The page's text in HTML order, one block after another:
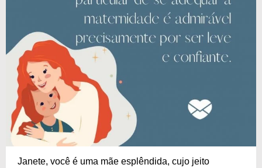
Janete, você é uma mãe esplêndida, cujo jeito